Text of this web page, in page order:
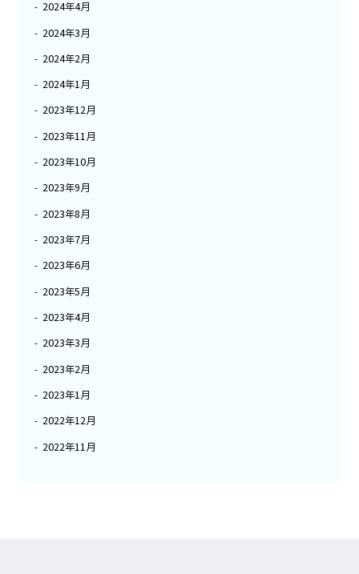
2024年4月
2024年3月
2024年2月
2024年1月
2023年12月
2023年11月
2023年10月
2023年9月
2023年8月
2023年7月
2023年6月
2023年5月
2023年4月
2023年3月
2023年2月
2023年1月
2022年12月
2022年11月